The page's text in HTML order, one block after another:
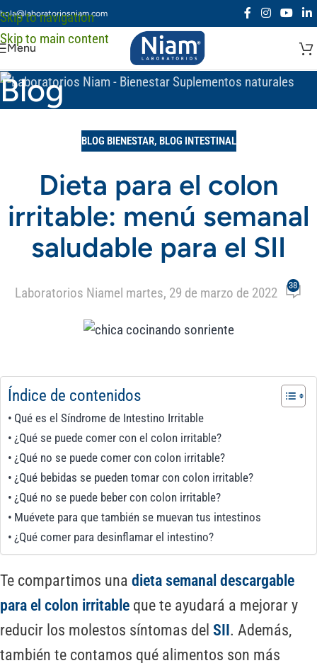
Skip to navigation
Skip to main content
hola@laboratoriosniam.com
Menu
Blog
BLOG BIENESTAR, BLOG INTESTINAL
Dieta para el colon
irritable: menú semanal
saludable para el SII
Laboratorios Niamel martes, 29 de marzo de 2022 38
Índice de contenidos
Qué es el Síndrome de Intestino Irritable
¿Qué se puede comer con el colon irritable?
¿Qué no se puede comer con colon irritable?
¿Qué bebidas se pueden tomar con colon irritable?
¿Qué no se puede beber con colon irritable?
Muévete para que también se muevan tus intestinos
¿Qué comer para desinflamar el intestino?
Te compartimos una dieta semanal descargable
para el colon irritable que te ayudará a mejorar y
reducir los molestos síntomas del SII. Además,
también te contamos qué alimentos son más